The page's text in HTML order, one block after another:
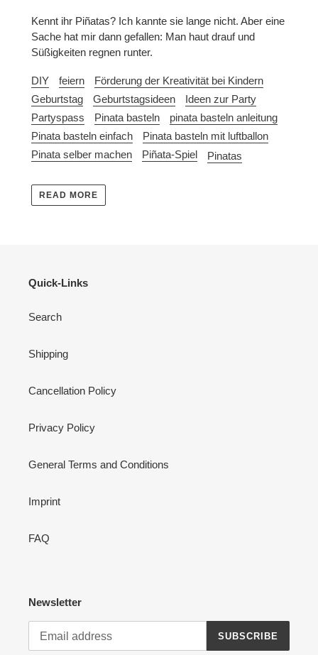
Kennt ihr Piñatas? Ich kannte sie lange nicht. Aber eine
Sache hat mir dann gefallen: Man haut drauf und
Süßigkeiten regnen runter.
DIY feiern
Förderung der Kreativität bei Kindern
Geburtstag
Geburtstagsideen
Ideen zur Party
Partyspass
Pinata basteln
pinata basteln anleitung
Pinata basteln einfach
Pinata basteln mit luftballon
Pinata selber machen
Piñata-Spiel Pinatas
READ MORE
Quick-Links
Search
Shipping
Cancellation Policy
Privacy Policy
General Terms and Conditions
Imprint
FAQ
Newsletter
SUBSCRIBE